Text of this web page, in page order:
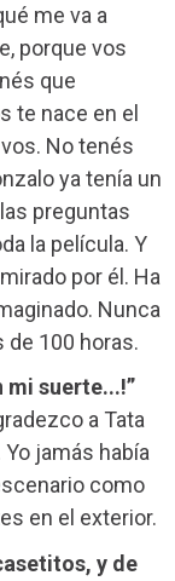
me va a
porque vos
que
te nace en el
No tenés
ya tenía un
preguntas
la película. Y
por él. Ha
Nunca
de 100 horas.
mi suerte...!”
a Tata
jamás había
como
en el exterior.
y de